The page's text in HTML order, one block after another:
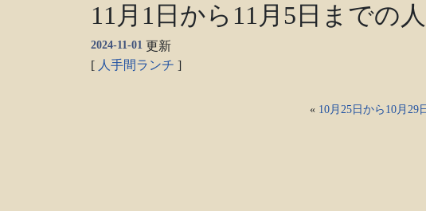
11月1日から11月5日までの
2024-11-01 更新
[ 人手間ランチ ]
« 10月25日から10月29